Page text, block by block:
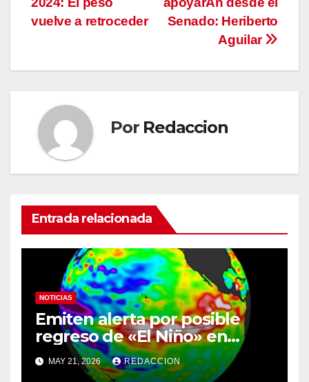
entradas
Senado: Heriberto
Aguilar
vuelve a retroceder
Por Redaccion
Entrada relacionada
NOTICIAS
Emiten alerta por posible
regreso de «El Niño» en
verano; descartan confirmar
un fenómeno extremo
MAY 21, 2026 REDACCION